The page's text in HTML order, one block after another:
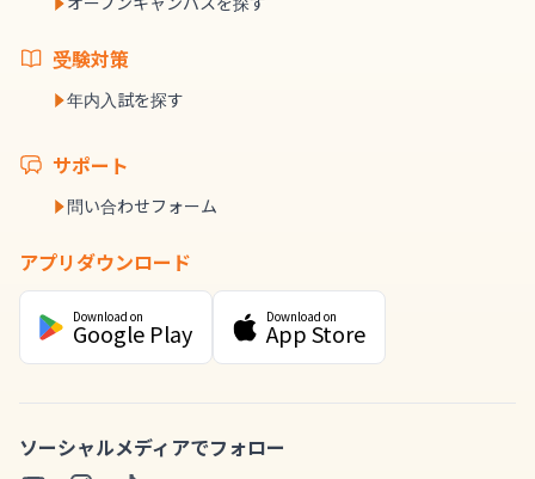
受験対策
年内入試を探す
サポート
問い合わせフォーム
アプリダウンロード
Download on
Google Play
Download on
App Store
ソーシャルメディアでフォロー